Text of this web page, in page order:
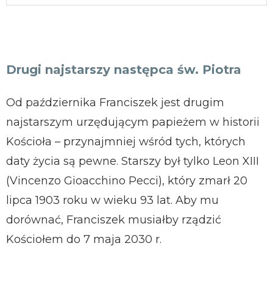
Drugi najstarszy następca św. Piotra
Od października Franciszek jest drugim
najstarszym urzędującym papieżem w historii
Kościoła – przynajmniej wśród tych, których
daty życia są pewne. Starszy był tylko Leon XIII
(Vincenzo Gioacchino Pecci), który zmarł 20
lipca 1903 roku w wieku 93 lat. Aby mu
dorównać, Franciszek musiałby rządzić
Kościołem do 7 maja 2030 r.